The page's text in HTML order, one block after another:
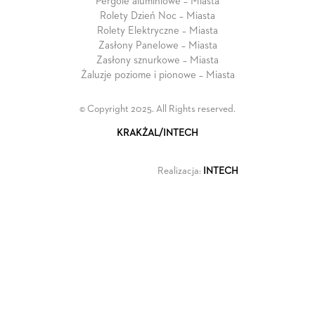
Rolety Dzień Noc – Miasta
Rolety Elektryczne – Miasta
Zasłony Panelowe – Miasta
Zasłony sznurkowe – Miasta
Żaluzje poziome i pionowe – Miasta
© Copyright 2025. All Rights reserved.
KRAKŻAL/INTECH
Realizacja: INTECH